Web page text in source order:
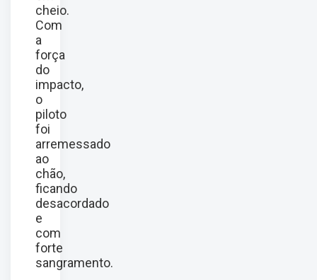
cheio.
Com
a
força
do
impacto,
o
piloto
foi
arremessado
ao
chão,
ficando
desacordado
e
com
forte
sangramento.